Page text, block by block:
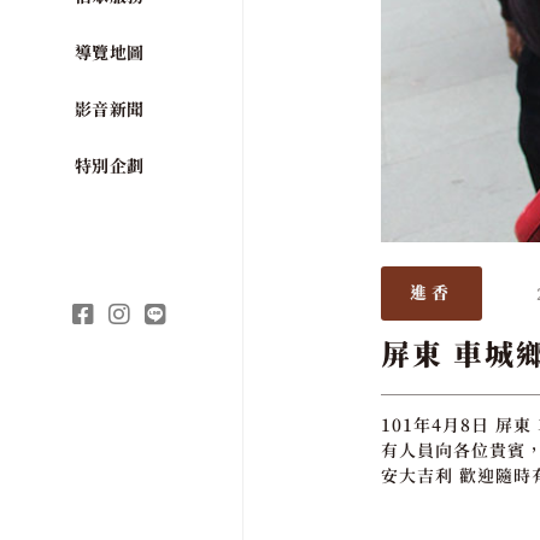
導覽地圖
影音新聞
特別企劃
進香
屏東 車城
101年4月8日 屏東
有人員向各位貴賓
安大吉利 歡迎隨時